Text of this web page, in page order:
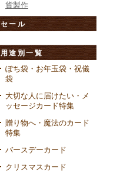
貨製作
セール
用途別一覧
ぽち袋・お年玉袋・祝儀
袋
大切な人に届けたい・メ
ッセージカード特集
贈り物へ・魔法のカード
特集
バースデーカード
クリスマスカード